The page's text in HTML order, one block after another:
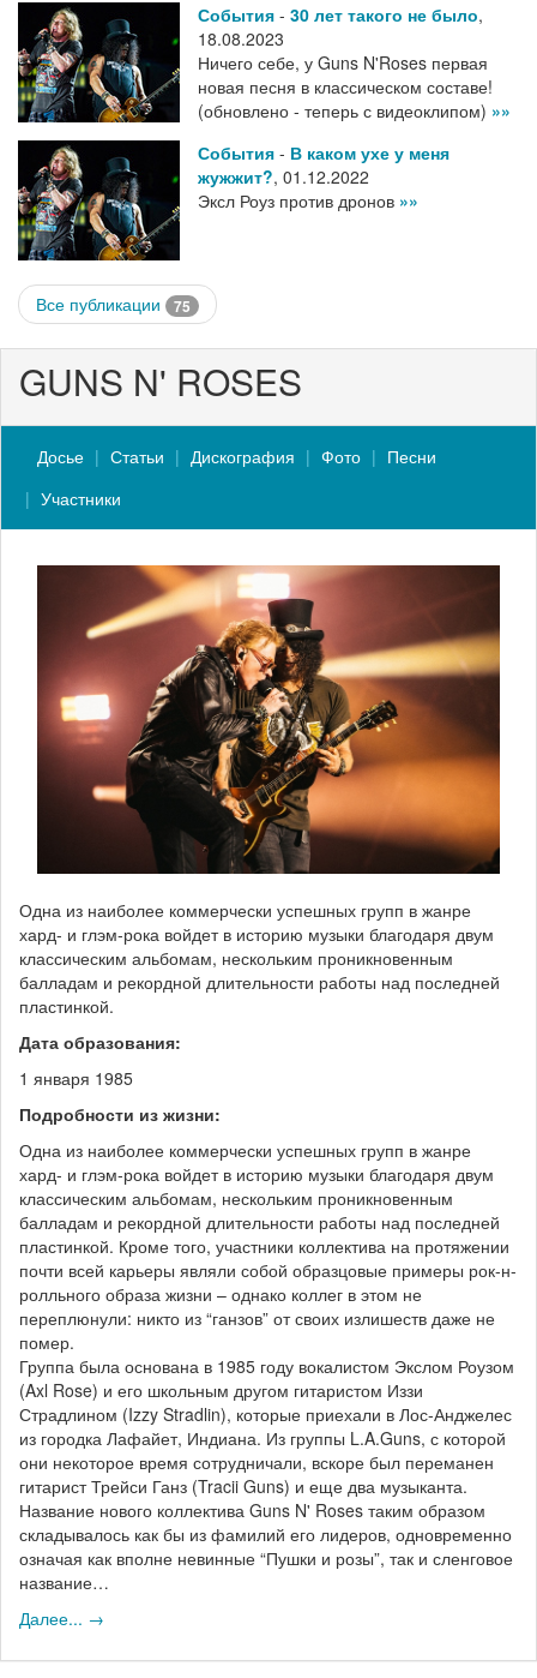
События - 30 лет такого не было,
18.08.2023
Ничего себе, у Guns N'Roses первая
новая песня в классическом составе!
(обновлено - теперь с видеоклипом) »»
События - В каком ухе у меня
жужжит?, 01.12.2022
Эксл Роуз против дронов »»
Все публикации 75
GUNS N' ROSES
Досье Статьи Дискография Фото
Песни
Участники
Одна из наиболее коммерчески успешных групп в жанре
хард- и глэм-рока войдет в историю музыки благодаря двум
классическим альбомам, нескольким проникновенным
балладам и рекордной длительности работы над последней
пластинкой.
Дата образования:
1 января 1985
Подробности из жизни:
Одна из наиболее коммерчески успешных групп в жанре
хард- и глэм-рока войдет в историю музыки благодаря двум
классическим альбомам, нескольким проникновенным
балладам и рекордной длительности работы над последней
пластинкой. Кроме того, участники коллектива на протяжении
почти всей карьеры являли собой образцовые примеры рок-н-
ролльного образа жизни – однако коллег в этом не
переплюнули: никто из “ганзов” от своих излишеств даже не
помер.
Группа была основана в 1985 году вокалистом Экслом Роузом
(Axl Rose) и его школьным другом гитаристом Иззи
Страдлином (Izzy Stradlin), которые приехали в Лос-Анджелес
из городка Лафайет, Индиана. Из группы L.A.Guns, с которой
они некоторое время сотрудничали, вскоре был переманен
гитарист Трейси Ганз (Tracii Guns) и еще два музыканта.
Название нового коллектива Guns N' Roses таким образом
складывалось как бы из фамилий его лидеров, одновременно
означая как вполне невинные “Пушки и розы”, так и сленговое
название…
Далее... →